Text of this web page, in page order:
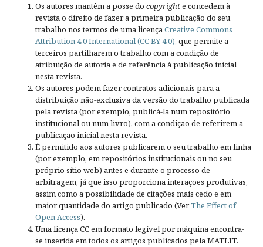
Os autores mantêm a posse do copyrighte concedem à
revista o direito de fazer a primeira publicação do seu
trabalho nos termos de uma licençaCreative Commons
Attribution 4.0 International (CC BY 4.0), que permite a
terceiros partilharem o trabalho com a condição de
atribuição de autoria e de referência à publicação inicial
nesta revista.
Os autores podem fazer contratos adicionais para a
distribuição não-exclusiva da versão do trabalho publicada
pela revista (por exemplo, publicá-la num repositório
institucional ou num livro), com a condição de referirem a
publicação inicial nesta revista.
É permitido aos autores publicarem o seu trabalho em linha
(por exemplo, em repositórios institucionais ou no seu
próprio sítio web) antes e durante o processo de
arbitragem, já que isso proporciona interações produtivas,
assim como a possibilidade de citações mais cedo e em
maior quantidade do artigo publicado (VerThe Effect of
Open Access).
Uma licença CC em formato legível por máquina encontra-
se inserida em todos os artigos publicados pela MATLIT.